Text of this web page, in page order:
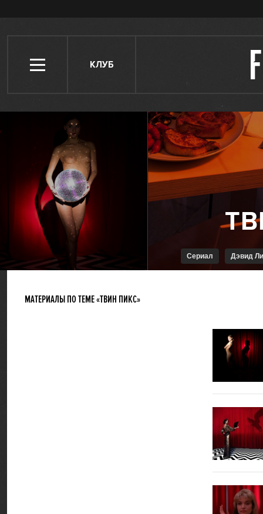
КЛУБ
Сериал Дэвид
МАТЕРИАЛЫ ПО ТЕМЕ «ТВИН ПИКС»